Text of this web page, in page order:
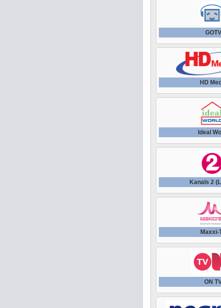
GOTV
HD
Ideal
Kanals 2
Maxxi-
ON